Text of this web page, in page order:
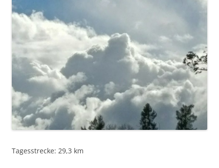
Tagesstrecke: 29,3 km